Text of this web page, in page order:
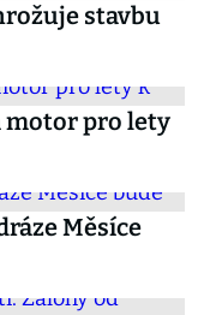
stavbu
motor pro lety
Měsíce